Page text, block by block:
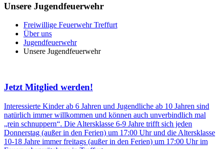
Unsere Jugendfeuerwehr
Freiwillige Feuerwehr Treffurt
Über uns
Jugendfeuerwehr
Unsere Jugendfeuerwehr
Jetzt Mitglied werden!
Interessierte Kinder ab 6 Jahren und Jugendliche ab 10 Jahren sind
natürlich immer willkommen und können auch unverbindlich mal
„rein schnuppern“. Die Altersklasse 6-9 Jahre trifft sich jeden
Donnerstag (außer in den Ferien) um 17:00 Uhr und die Altersklasse
10-18 Jahre immer freitags (außer in den Ferien) um 17:00 Uhr im